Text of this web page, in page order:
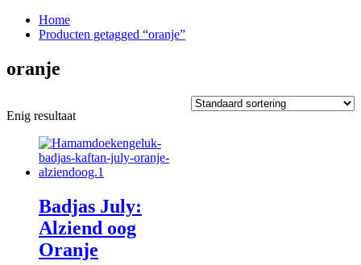
Home
Producten getagged “oranje”
oranje
Enig resultaat
Badjas July:
Alziend oog
Oranje